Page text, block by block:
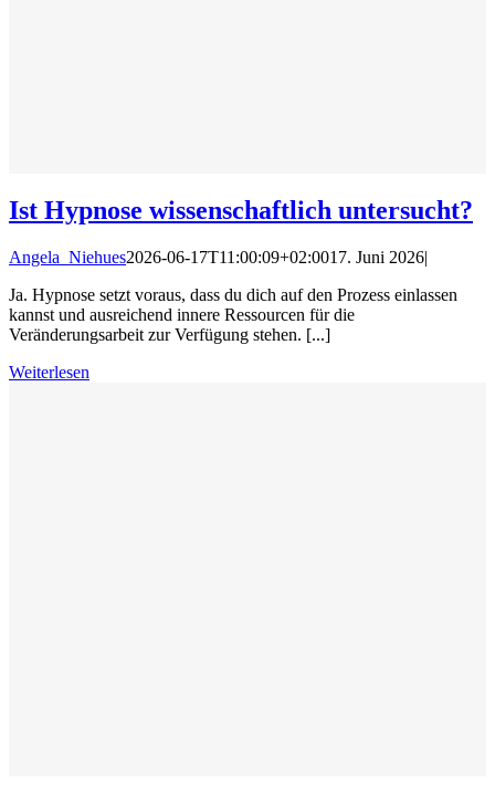
Ist Hypnose wissenschaftlich untersucht?
Angela_Niehues2026-06-17T11:00:09+02:0017. Juni 2026|
Ja. Hypnose setzt voraus, dass du dich auf den Prozess einlassen
kannst und ausreichend innere Ressourcen für die
Veränderungsarbeit zur Verfügung stehen. [...]
Weiterlesen